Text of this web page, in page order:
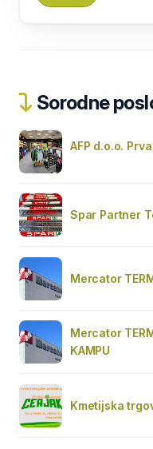
Sorodne
AFP d.o.o.
Spar Partner
Mercator
Mercator
KAMPU
Kmetijska